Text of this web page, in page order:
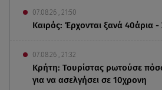
07.08.26 , 21:50
Καιρός: Έρχονται ξανά 40άρια -
07.08.26 , 21:32
Κρήτη: Τουρίστας ρωτούσε
για να ασελγήσει σε 10χρονη